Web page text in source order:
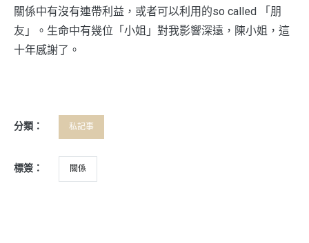
關係中有沒有連帶利益，或者可以利用的so called 「朋
友」。生命中有幾位「小姐」對我影響深遠，陳小姐，這
十年感謝了。
分類： 私記事
標簽： 關係